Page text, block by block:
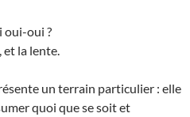
oui-oui ?
la lente.
un terrain particulier : elle
quoi que se soit et